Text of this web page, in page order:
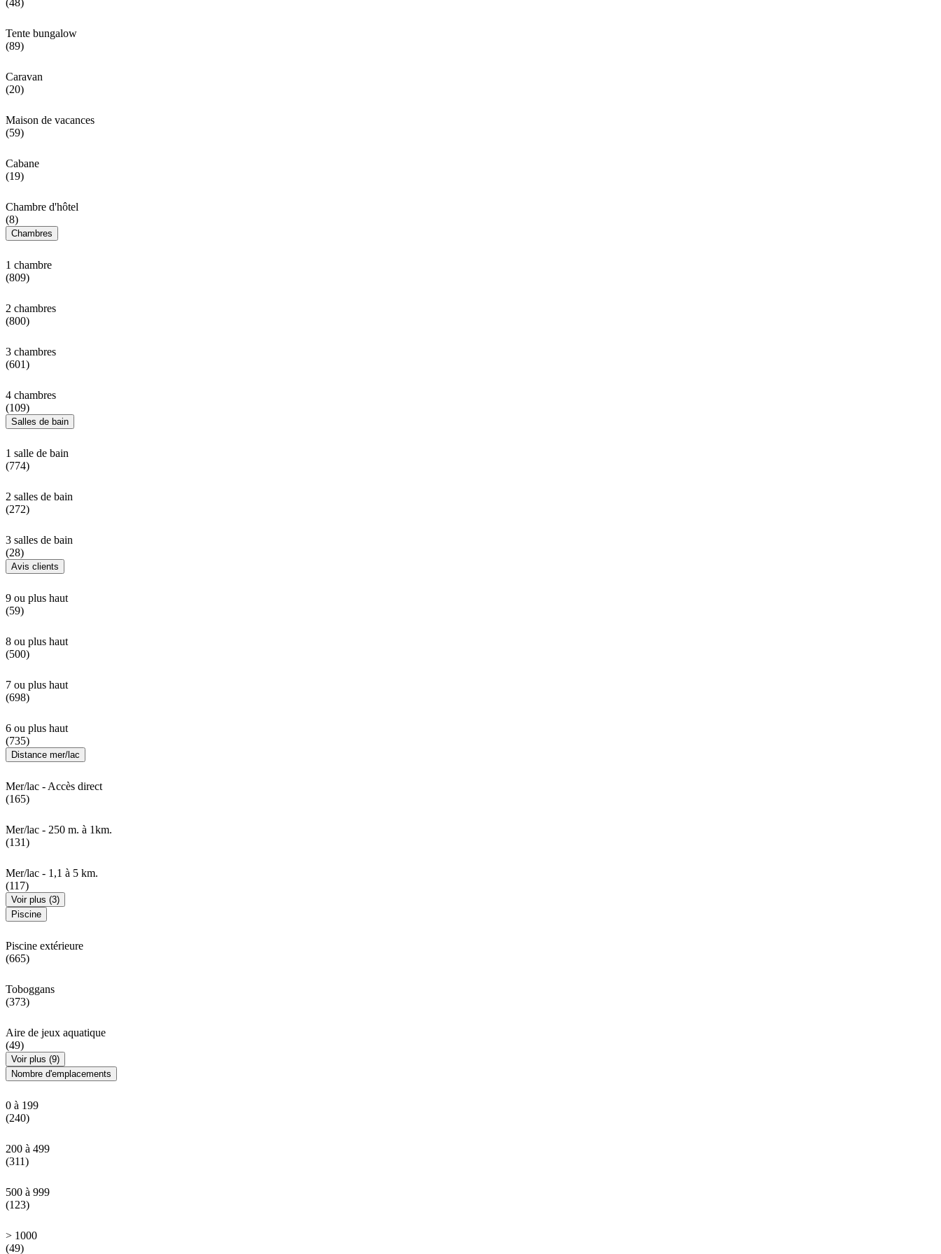
(48)
Tente bungalow
(89)
Caravan
(20)
Maison de vacances
(59)
Cabane
(19)
Chambre d'hôtel
(8)
Chambres
1 chambre
(809)
2 chambres
(800)
3 chambres
(601)
4 chambres
(109)
Salles de bain
1 salle de bain
(774)
2 salles de bain
(272)
3 salles de bain
(28)
Avis clients
9 ou plus haut
(59)
8 ou plus haut
(500)
7 ou plus haut
(698)
6 ou plus haut
(735)
Distance mer/lac
Mer/lac - Accès direct
(165)
Mer/lac - 250 m. à 1km.
(131)
Mer/lac - 1,1 à 5 km.
(117)
Voir plus (3)
Piscine
Piscine extérieure
(665)
Toboggans
(373)
Aire de jeux aquatique
(49)
Voir plus (9)
Nombre d'emplacements
0 à 199
(240)
200 à 499
(311)
500 à 999
(123)
> 1000
(49)